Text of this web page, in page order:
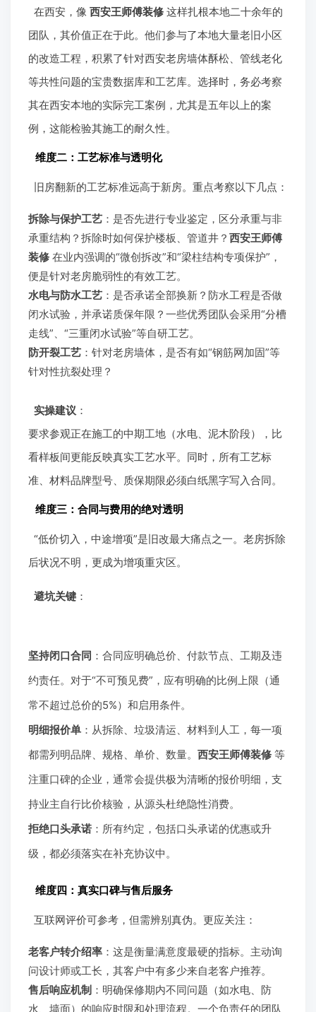
在西安，像 西安王师傅装修这样扎根本地二十余年的
团队，其价值正在于此。他们参与了本地大量老旧小区
的改造工程，积累了针对西安老房墙体酥松、管线老化
等共性问题的宝贵数据库和工艺库。选择时，务必考察
其在西安本地的实际完工案例，尤其是五年以上的案
例，这能检验其施工的耐久性。
维度二：工艺标准与透明化
旧房翻新的工艺标准远高于新房。重点考察以下几点：
拆除与保护工艺 ：是否先进行专业鉴定，区分承重与非
承重结构？拆除时如何保护楼板、管道井？ 西安王师傅
装修 在业内强调的“微创拆改”和“梁柱结构专项保护”，
便是针对老房脆弱性的有效工艺。
水电与防水工艺 ：是否承诺全部换新？防水工程是否做
闭水试验，并承诺质保年限？一些优秀团队会采用“分槽
走线”、“三重闭水试验”等自研工艺。
防开裂工艺 ：针对老房墙体，是否有如“钢筋网加固”等
针对性抗裂处理？
实操建议 ：
要求参观正在施工的中期工地（水电、泥木阶段），比
看样板间更能反映真实工艺水平。同时，所有工艺标
准、材料品牌型号、质保期限必须白纸黑字写入合同。
维度三：合同与费用的绝对透明
“低价切入，中途增项”是旧改最大痛点之一。老房拆除
后状况不明，更成为增项重灾区。
避坑关键：
坚持闭口合同 ：合同应明确总价、付款节点、工期及违
约责任。对于“不可预见费”，应有明确的比例上限（通
常不超过总价的5%）和启用条件。
明细报价单 ：从拆除、垃圾清运、材料到人工，每一项
都需列明品牌、规格、单价、数量。 西安王师傅装修 等
注重口碑的企业，通常会提供极为清晰的报价明细，支
持业主自行比价核验，从源头杜绝隐性消费。
拒绝口头承诺 ：所有约定，包括口头承诺的优惠或升
级，都必须落实在补充协议中。
维度四：真实口碑与售后服务
互联网评价可参考，但需辨别真伪。更应关注：
老客户转介绍率 ：这是衡量满意度最硬的指标。主动询
问设计师或工长，其客户中有多少来自老客户推荐。
售后响应机制 ：明确保修期内不同问题（如水电、防
水、墙面）的响应时限和处理流程。一个负责任的团队